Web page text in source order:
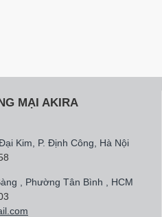
MTL336
12.500.000đ